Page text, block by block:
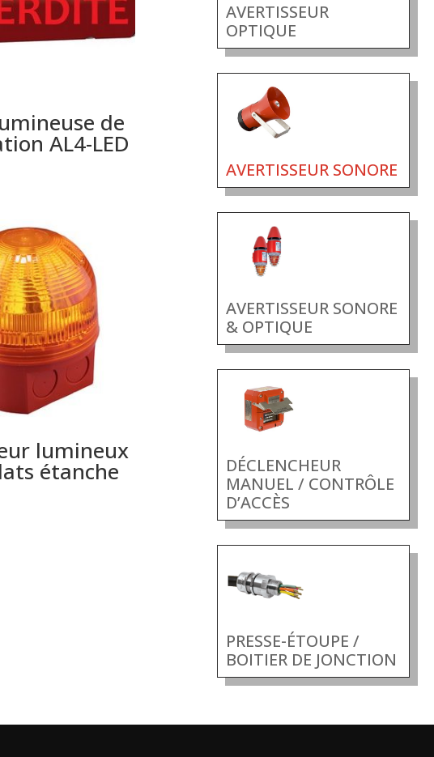
de
AL4-LED
lumineux
étanche
AVERTISSEUR
OPTIQUE
AVERTISSEUR SONORE
AVERTISSEUR SONORE
& OPTIQUE
DÉCLENCHEUR
MANUEL / CONTRÔLE
D’ACCÈS
PRESSE-ÉTOUPE /
BOITIER DE JONCTION